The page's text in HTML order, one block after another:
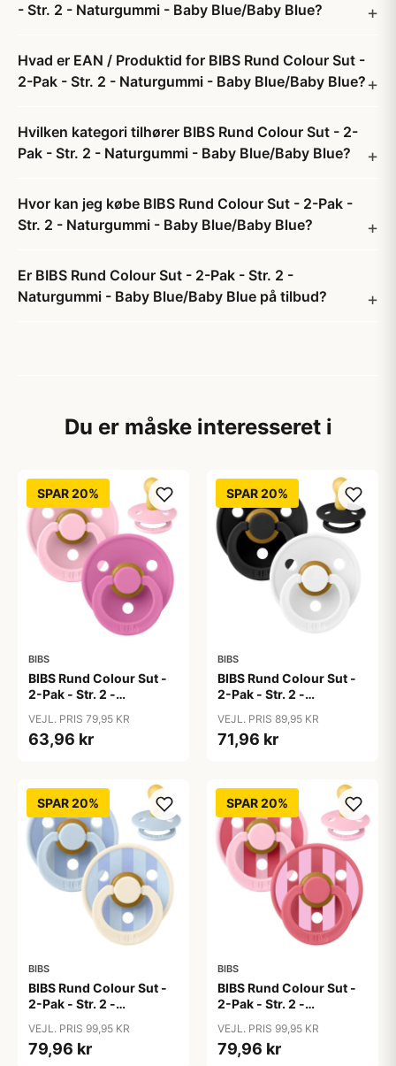
- Str. 2 - Naturgummi - Baby Blue/Baby Blue?
Hvad er EAN / Produktid for BIBS Rund Colour Sut -
2-Pak - Str. 2 - Naturgummi - Baby Blue/Baby Blue?
Hvilken kategori tilhører BIBS Rund Colour Sut - 2-
Pak - Str. 2 - Naturgummi - Baby Blue/Baby Blue?
Hvor kan jeg købe BIBS Rund Colour Sut - 2-Pak -
Str. 2 - Naturgummi - Baby Blue/Baby Blue?
Er BIBS Rund Colour Sut - 2-Pak - Str. 2 -
Naturgummi - Baby Blue/Baby Blue på tilbud?
Du er måske interesseret i
SPAR 20%
BIBS
BIBS Rund Colour Sut -
2-Pak - Str. 2 -
Pink/Bubblegum
VEJL. PRIS 79,95 KR
63,96 kr
SPAR 20%
BIBS
BIBS Rund Colour Sut -
2-Pak - Str. 2 -
Black/White
VEJL. PRIS 89,95 KR
71,96 kr
SPAR 20%
BIBS
BIBS Rund Colour Sut -
2-Pak - Str. 2 -
Studio - Baby Blue/Dusty
Blue Mix
VEJL. PRIS 99,95 KR
79,96 kr
SPAR 20%
BIBS
BIBS Rund Colour Sut -
2-Pak - Str. 2 -
Studio - Baby Pink/Coral
Mix
VEJL. PRIS 99,95 KR
79,96 kr